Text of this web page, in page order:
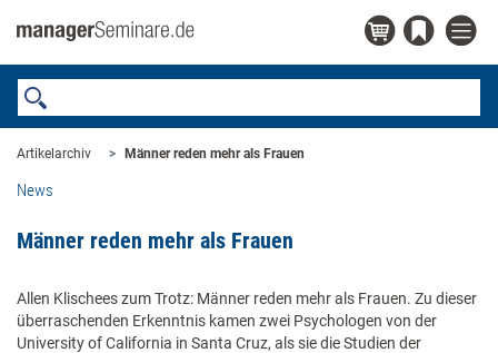
Artikelarchiv Männer reden mehr als Frauen
News
Männer reden mehr als Frauen
Allen Klischees zum Trotz: Männer reden mehr als Frauen. Zu dieser
überraschenden Erkenntnis kamen zwei Psychologen von der
University of California in Santa Cruz, als sie die Studien der